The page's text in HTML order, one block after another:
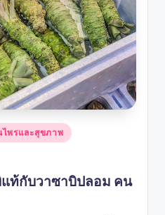
ไพรและสุขภาพ
ท้กับวาซาบิปลอม คน